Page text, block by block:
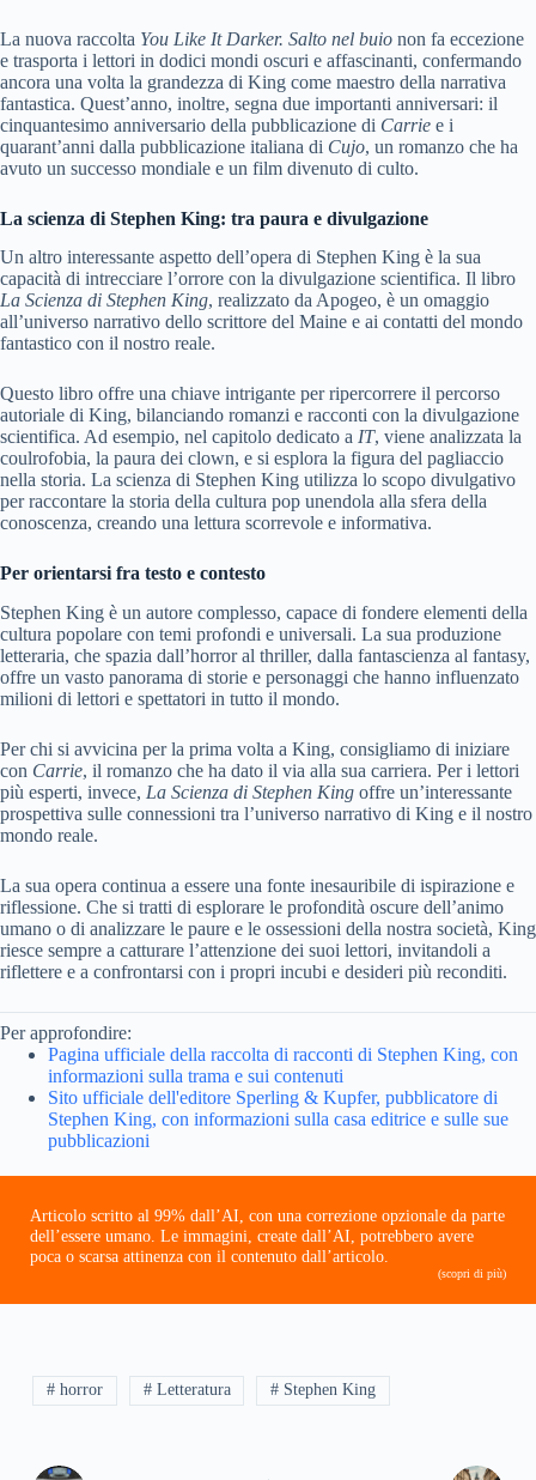
La nuova raccolta You Like It Darker. Salto nel buio non fa eccezione
e trasporta i lettori in dodici mondi oscuri e affascinanti, confermando
ancora una volta la grandezza di King come maestro della narrativa
fantastica. Quest’anno, inoltre, segna due importanti anniversari: il
cinquantesimo anniversario della pubblicazione di Carrie e i
quarant’anni dalla pubblicazione italiana di Cujo, un romanzo che ha
avuto un successo mondiale e un film divenuto di culto.
La scienza di Stephen King: tra paura e divulgazione
Un altro interessante aspetto dell’opera di Stephen King è la sua
capacità di intrecciare l’orrore con la divulgazione scientifica. Il libro
La Scienza di Stephen King, realizzato da Apogeo, è un omaggio
all’universo narrativo dello scrittore del Maine e ai contatti del mondo
fantastico con il nostro reale.
Questo libro offre una chiave intrigante per ripercorrere il percorso
autoriale di King, bilanciando romanzi e racconti con la divulgazione
scientifica. Ad esempio, nel capitolo dedicato a IT, viene analizzata la
coulrofobia, la paura dei clown, e si esplora la figura del pagliaccio
nella storia. La scienza di Stephen King utilizza lo scopo divulgativo
per raccontare la storia della cultura pop unendola alla sfera della
conoscenza, creando una lettura scorrevole e informativa.
Per orientarsi fra testo e contesto
Stephen King è un autore complesso, capace di fondere elementi della
cultura popolare con temi profondi e universali. La sua produzione
letteraria, che spazia dall’horror al thriller, dalla fantascienza al fantasy,
offre un vasto panorama di storie e personaggi che hanno influenzato
milioni di lettori e spettatori in tutto il mondo.
Per chi si avvicina per la prima volta a King, consigliamo di iniziare
con Carrie, il romanzo che ha dato il via alla sua carriera. Per i lettori
più esperti, invece, La Scienza di Stephen King offre un’interessante
prospettiva sulle connessioni tra l’universo narrativo di King e il nostro
mondo reale.
La sua opera continua a essere una fonte inesauribile di ispirazione e
riflessione. Che si tratti di esplorare le profondità oscure dell’animo
umano o di analizzare le paure e le ossessioni della nostra società, King
riesce sempre a catturare l’attenzione dei suoi lettori, invitandoli a
riflettere e a confrontarsi con i propri incubi e desideri più reconditi.
Per approfondire:
Pagina ufficiale della raccolta di racconti di Stephen King, con
informazioni sulla trama e sui contenuti
Sito ufficiale dell'editore Sperling & Kupfer, pubblicatore di
Stephen King, con informazioni sulla casa editrice e sulle sue
pubblicazioni
Articolo scritto al 99% dall’AI, con una correzione opzionale da parte
dell’essere umano. Le immagini, create dall’AI, potrebbero avere
poca o scarsa attinenza con il contenuto dall’articolo.
(scopri di più)
# horror # Letteratura # Stephen King